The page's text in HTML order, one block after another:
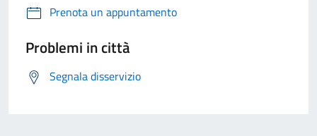
Prenota un appuntamento
Problemi in città
Segnala disservizio